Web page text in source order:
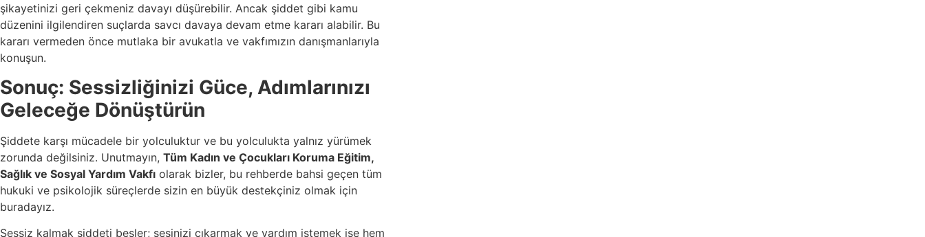
şikayetinizi geri çekmeniz davayı düşürebilir. Ancak şiddet gibi kamu
düzenini ilgilendiren suçlarda savcı davaya devam etme kararı alabilir. Bu
kararı vermeden önce mutlaka bir avukatla ve vakfımızın danışmanlarıyla
konuşun.
Sonuç: Sessizliğinizi Güce, Adımlarınızı
Geleceğe Dönüştürün
Şiddete karşı mücadele bir yolculuktur ve bu yolculukta yalnız yürümek
zorunda değilsiniz. Unutmayın, Tüm Kadın ve Çocukları Koruma Eğitim,
Sağlık ve Sosyal Yardım Vakfı olarak bizler, bu rehberde bahsi geçen tüm
hukuki ve psikolojik süreçlerde sizin en büyük destekçiniz olmak için
buradayız.
Sessiz kalmak şiddeti besler; sesinizi çıkarmak ve yardım istemek ise hem